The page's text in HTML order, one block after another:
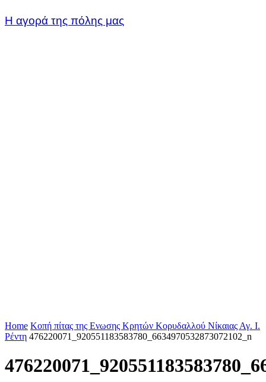
Η αγορά της πόλης μας
Home Κοπή πίτας της Ενωσης Κρητών Κορυδαλλού Νίκαιας Αγ. Ι.
Ρέντη 476220071_920551183583780_6634970532873072102_n